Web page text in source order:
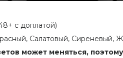
с доплатой)
Салатовый, Сиреневый,
может меняться,